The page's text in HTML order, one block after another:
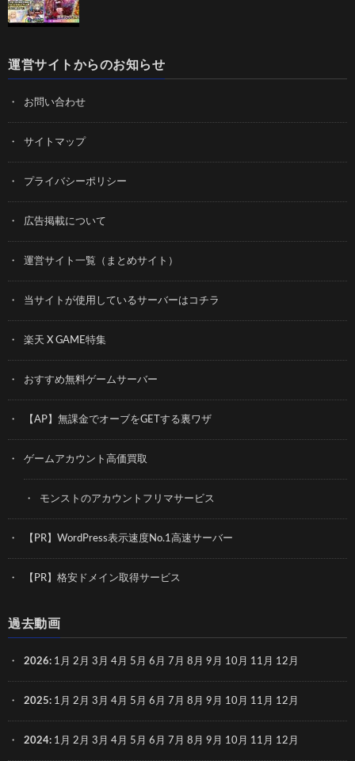
運営サイトからのお知らせ
お問い合わせ
サイトマップ
プライバシーポリシー
広告掲載について
運営サイト一覧（まとめサイト）
当サイトが使用しているサーバーはコチラ
楽天 X GAME特集
おすすめ無料ゲームサーバー
【AP】無課金でオーブをGETする裏ワザ
ゲームアカウント高価買取
モンストのアカウントフリマサービス
【PR】WordPress表示速度No.1高速サーバー
【PR】格安ドメイン取得サービス
過去動画
2026: 1月 2月 3月 4月 5月 6月 7月 8月 9月 10月 11月 12月
2025: 1月 2月 3月 4月 5月 6月 7月 8月 9月 10月 11月 12月
2024: 1月 2月 3月 4月 5月 6月 7月 8月 9月 10月 11月 12月